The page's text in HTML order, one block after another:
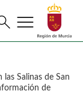
menu
Salinas de San
de